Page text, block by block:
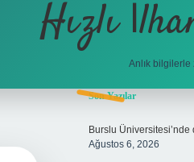
Hızlı
Anlık
Sidebar
Son Yazılar
Burslu
Ağustos 6, 2026